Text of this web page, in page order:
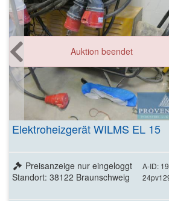
Auktion beendet
Elektroheizgerät WILMS EL 15
A-ID:
Preisanzeige nur eingeloggt
Standort: 38122 Braunschweig